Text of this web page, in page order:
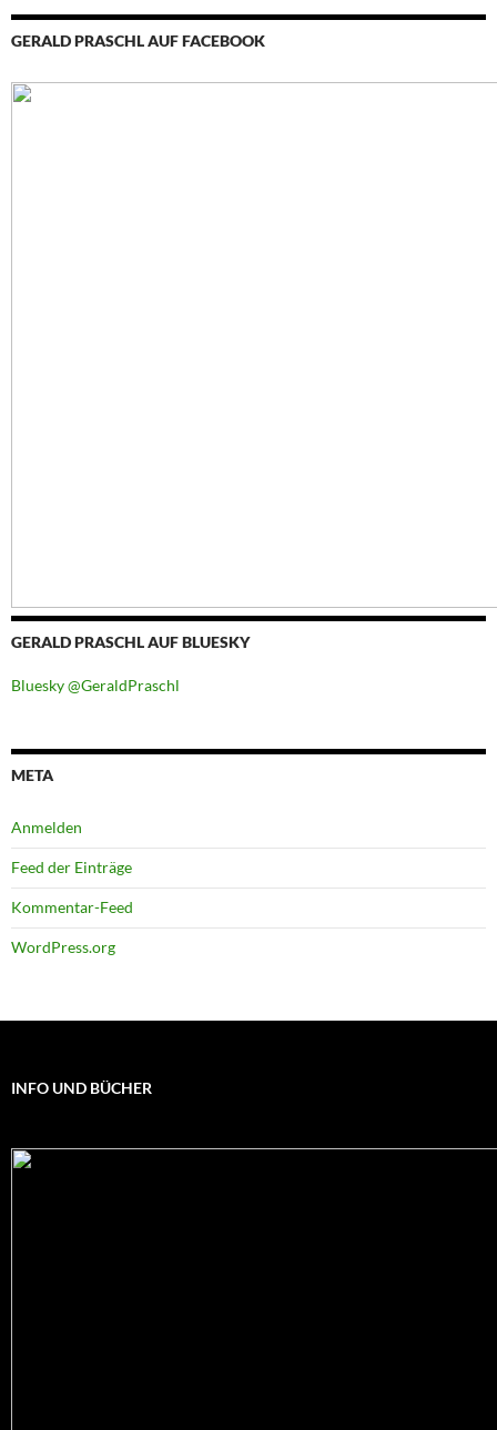
GERALD PRASCHL AUF FACEBOOK
GERALD PRASCHL AUF BLUESKY
Bluesky @GeraldPraschl
META
Anmelden
Feed der Einträge
Kommentar-Feed
WordPress.org
INFO UND BÜCHER